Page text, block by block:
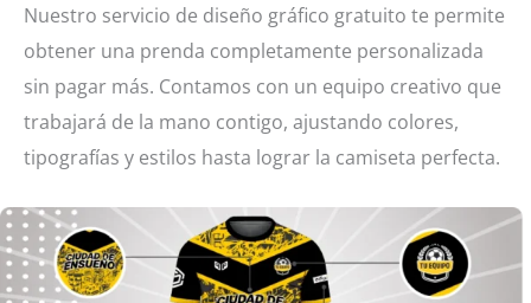
Nuestro servicio de diseño gráfico gratuito te permite
obtener una prenda completamente personalizada
sin pagar más. Contamos con un equipo creativo que
trabajará de la mano contigo, ajustando colores,
tipografías y estilos hasta lograr la camiseta perfecta.